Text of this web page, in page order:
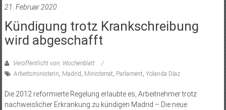
21. Februar 2020
Kündigung trotz Krankschreibung
wird abgeschafft
Veröffentlicht von: Wochenblatt
Arbeitsministerin Madrid Ministerrat Parlament Yolanda Díaz
Die 2012 reformierte Regelung erlaubte es, Arbeitnehmer trotz
nachweislicher Erkrankung zu kündigen Madrid – Die neue